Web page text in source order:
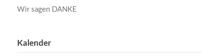
Wir sagen DANKE
Kalender